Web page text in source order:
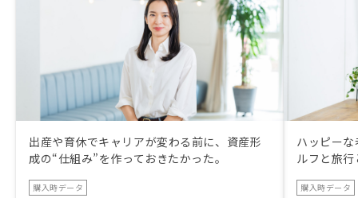
出産や育休でキャリアが変わる前に、資産形
成の“仕組み”を作っておきたかった。
購入時データ
ハッピー
ルフと旅
購入時データ